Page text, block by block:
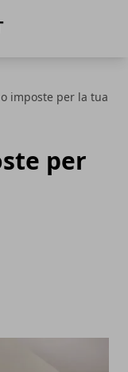
imposte per la tua
per